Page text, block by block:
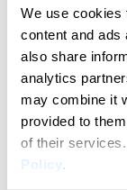
We use cookies
content and ads
also share
analytics
may combine it
provided to
of their services.
Policy.
Zuzana